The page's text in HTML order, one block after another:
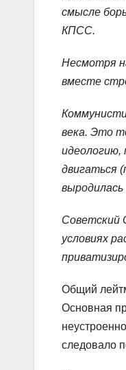
смысле
КПСС.
Несмотря
вместе
века. Это
идеологию,
двигаться
Советский
условиях
Общий
Основная
следовало